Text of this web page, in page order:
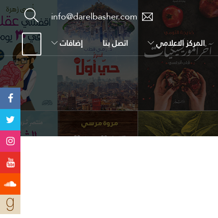
info@darelbasher.com
المركز الاعلامي اتصل بنا إضافات